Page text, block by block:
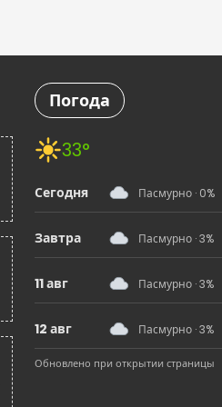
Погода
33°
Сегодня Пасмурно · 0%
Завтра Пасмурно · 3%
11 авг Пасмурно · 3%
12 авг Пасмурно · 3%
Обновлено при открытии страницы